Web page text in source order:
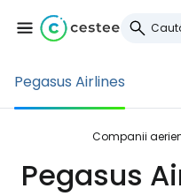
Pegasus Airlines
Companii
Pegasus
Cestee
... comunitatea